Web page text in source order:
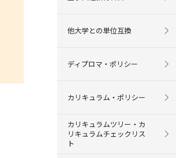
他大学との単位互換
ディプロマ・ポリシー
カリキュラム・ポリシー
カリキュラムツリー・カ
リキュラムチェックリス
ト